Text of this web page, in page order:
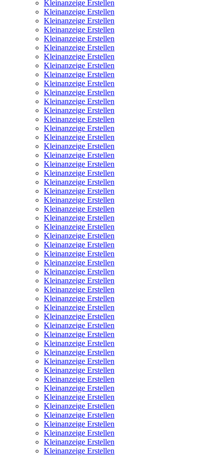
Kleinanzeige Erstellen
Kleinanzeige Erstellen
Kleinanzeige Erstellen
Kleinanzeige Erstellen
Kleinanzeige Erstellen
Kleinanzeige Erstellen
Kleinanzeige Erstellen
Kleinanzeige Erstellen
Kleinanzeige Erstellen
Kleinanzeige Erstellen
Kleinanzeige Erstellen
Kleinanzeige Erstellen
Kleinanzeige Erstellen
Kleinanzeige Erstellen
Kleinanzeige Erstellen
Kleinanzeige Erstellen
Kleinanzeige Erstellen
Kleinanzeige Erstellen
Kleinanzeige Erstellen
Kleinanzeige Erstellen
Kleinanzeige Erstellen
Kleinanzeige Erstellen
Kleinanzeige Erstellen
Kleinanzeige Erstellen
Kleinanzeige Erstellen
Kleinanzeige Erstellen
Kleinanzeige Erstellen
Kleinanzeige Erstellen
Kleinanzeige Erstellen
Kleinanzeige Erstellen
Kleinanzeige Erstellen
Kleinanzeige Erstellen
Kleinanzeige Erstellen
Kleinanzeige Erstellen
Kleinanzeige Erstellen
Kleinanzeige Erstellen
Kleinanzeige Erstellen
Kleinanzeige Erstellen
Kleinanzeige Erstellen
Kleinanzeige Erstellen
Kleinanzeige Erstellen
Kleinanzeige Erstellen
Kleinanzeige Erstellen
Kleinanzeige Erstellen
Kleinanzeige Erstellen
Kleinanzeige Erstellen
Kleinanzeige Erstellen
Kleinanzeige Erstellen
Kleinanzeige Erstellen
Kleinanzeige Erstellen
Kleinanzeige Erstellen